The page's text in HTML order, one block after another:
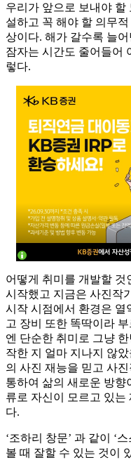
우리가 앞으로 보내야 할
설하고 꼭 해야 할 의무
상이다. 해가 갈수록 늘
잠자는 시간도 줄어들어
렇다.
어떻게 취미를 개발할 것
시작했고 지금은 사진작
시작 시점에서 환경은 열
고 장비 또한 똑딱이라
엔 단순한 취미로 그냥
작한 지 얼마 지나지 않
의 사진 재능을 믿고 사
통하여 삶의 새로운 방향
류로 자신이 모르고 있는
다.
‘조하리 창문’ 과 같이 ‘
볼 때 잘할 수 있는 것이